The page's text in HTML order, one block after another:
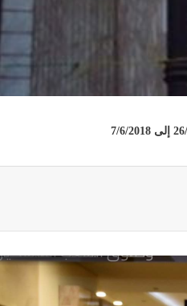
رئيس العراق ومجلس
والشخصيات العامة
العراقيين
يطالب السلطات السودانية
الفوري عن الزميل
يدعو الى دعم القضية
وحقوق الشعب